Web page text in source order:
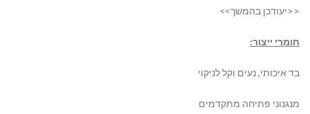
<<יעודכן בהמשך>>
חומרי ייצור:
בד איכותי, נעים וקל לניקוי
מנגנוני פתיחה מתקדמים